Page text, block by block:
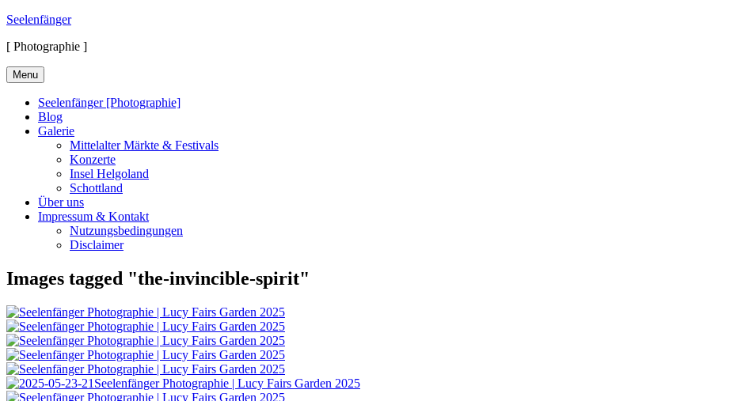
Skip
content
Seelenfänger
[ Photographie ]
Menu
Seelenfänger [Photographie]
Blog
Galerie
Mittelalter Märkte & Festivals
Konzerte
Insel Helgoland
Schottland
Über uns
Impressum & Kontakt
Nutzungsbedingungen
Disclaimer
Images tagged "the-invincible-spirit"